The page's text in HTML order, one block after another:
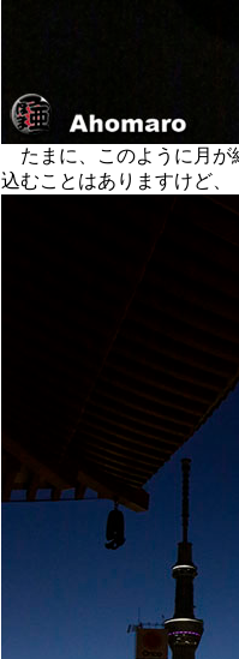
たまに、このように月が
込むことはありますけど、